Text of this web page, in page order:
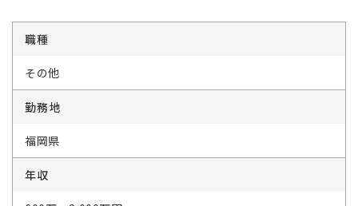
職種
その他
勤務地
福岡県
年収